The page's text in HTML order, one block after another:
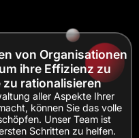
von Organisationen
ihre Effizienz zu
rationalisieren
aller Aspekte Ihrer
können Sie das volle
Unser Team ist
Schritten zu helfen.